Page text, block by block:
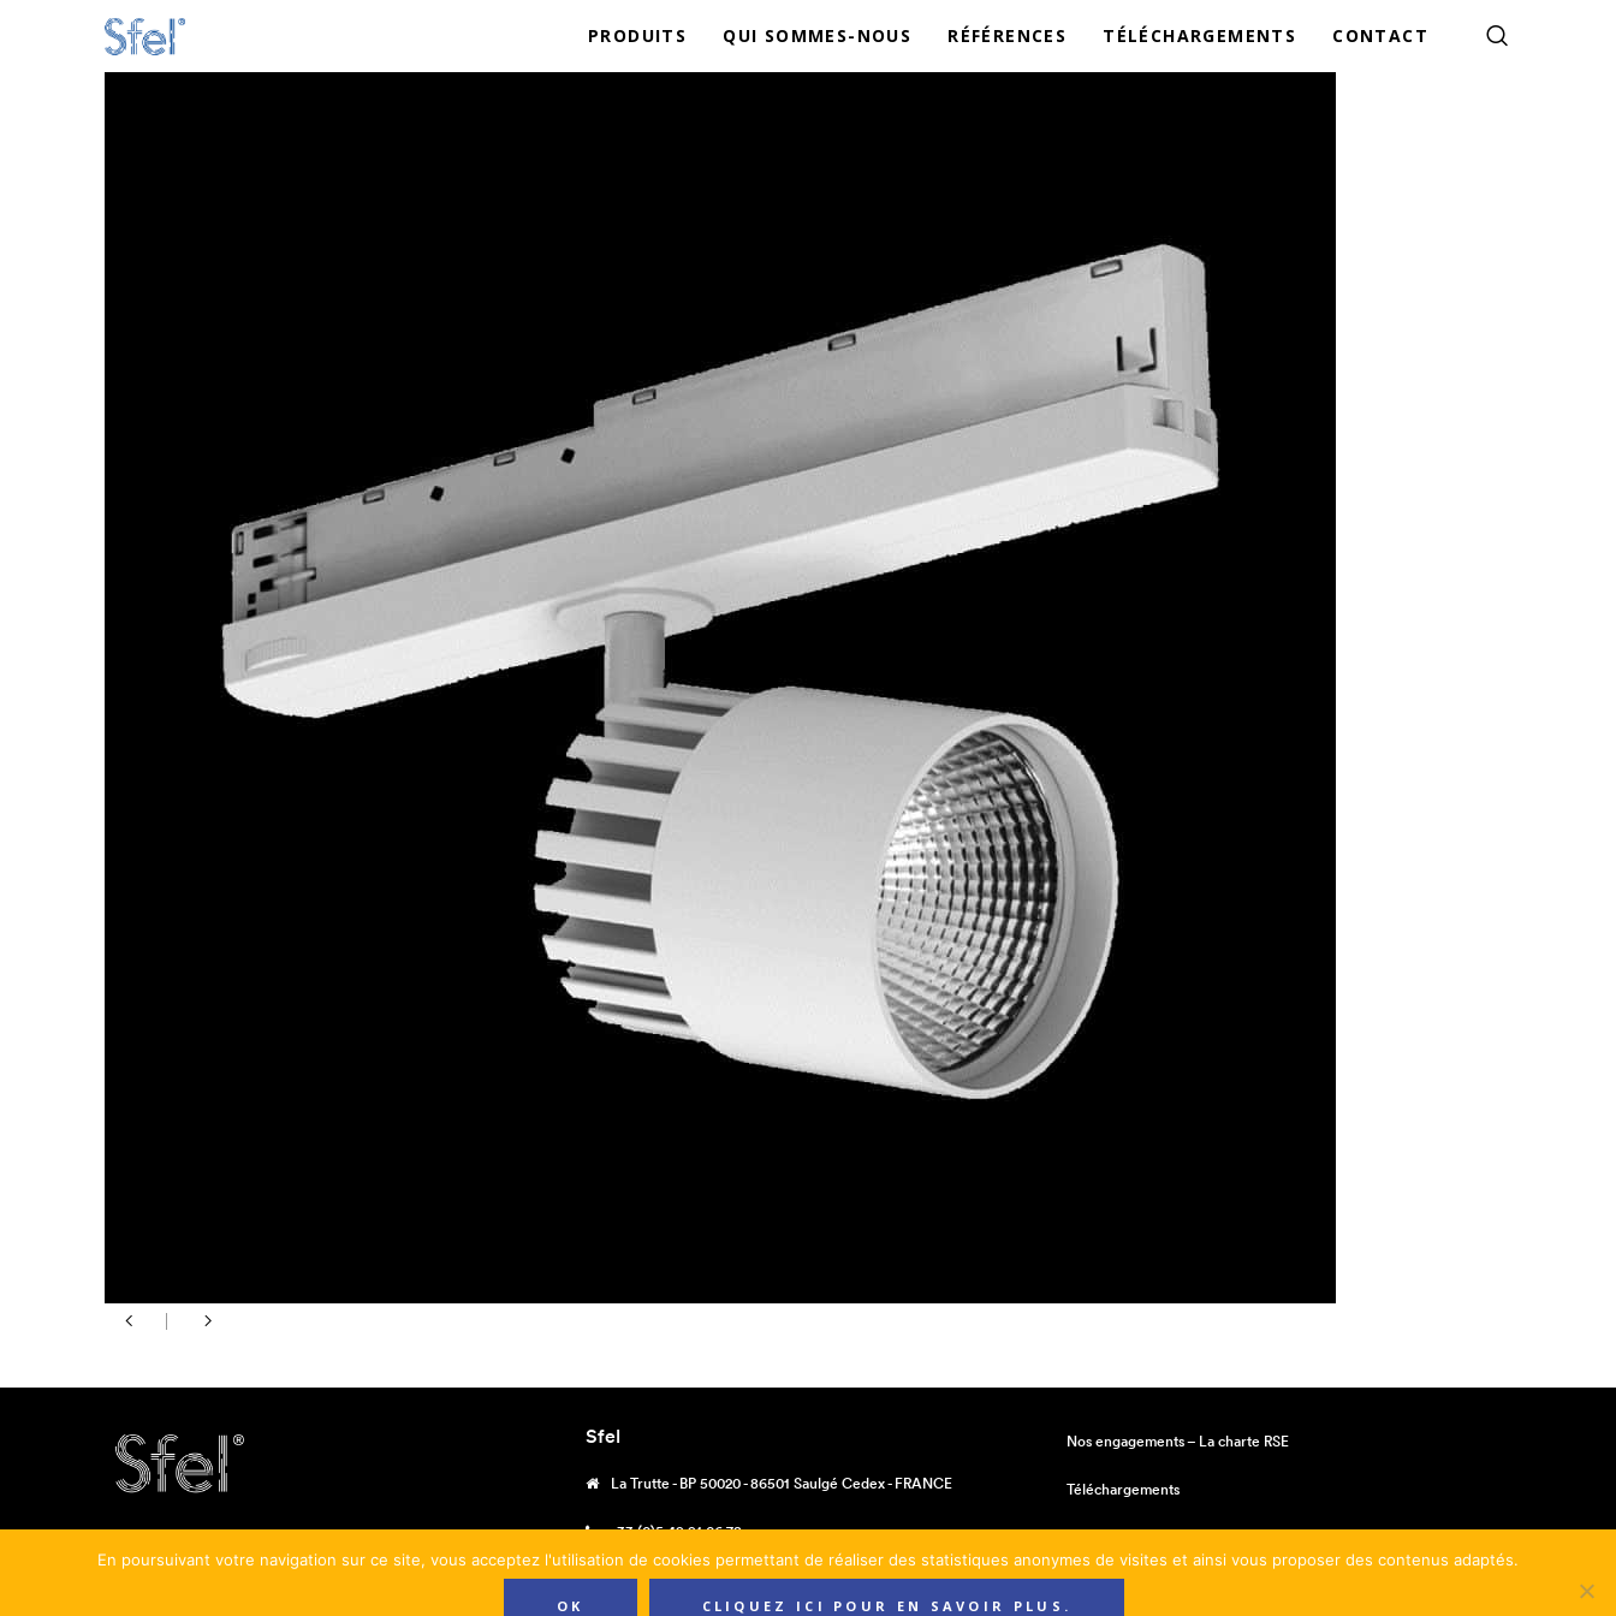
PRODUITS QUI SOMMES-NOUS RÉFÉRENCES TÉLÉCHARGEMENTS CONTACT
Sfel
La Trutte - BP 50020 - 86501 Saulgé Cedex - FRANCE
+33 (0)5 49 91 06 78
contact@sfel.fr
Nos engagements – La charte RSE
Téléchargements
Conditions générales de vente
En poursuivant votre navigation sur ce site, vous acceptez l'utilisation de cookies permettant de réaliser des statistiques anonymes de visites et ainsi vous proposer des contenus adaptés.
OK CLIQUEZ ICI POUR EN SAVOIR PLUS.